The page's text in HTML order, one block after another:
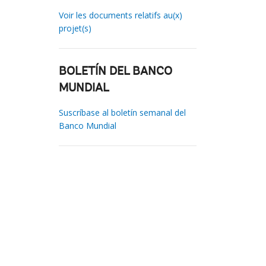
Voir les documents relatifs au(x)
projet(s)
BOLETÍN DEL BANCO
MUNDIAL
Suscríbase al boletín semanal del
Banco Mundial